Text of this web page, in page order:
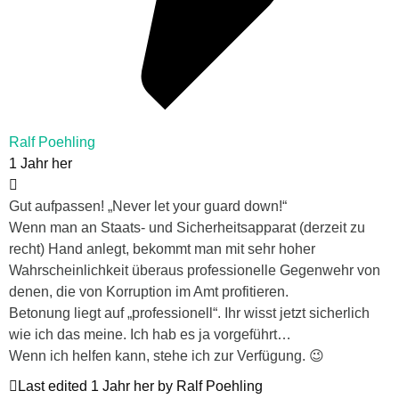
Ralf Poehling
1 Jahr her
Gut aufpassen! „Never let your guard down!“
Wenn man an Staats- und Sicherheitsapparat (derzeit zu
recht) Hand anlegt, bekommt man mit sehr hoher
Wahrscheinlichkeit überaus professionelle Gegenwehr von
denen, die von Korruption im Amt profitieren.
Betonung liegt auf „professionell“. Ihr wisst jetzt sicherlich
wie ich das meine. Ich hab es ja vorgeführt…
Wenn ich helfen kann, stehe ich zur Verfügung. 😉
Last edited 1 Jahr her by Ralf Poehling